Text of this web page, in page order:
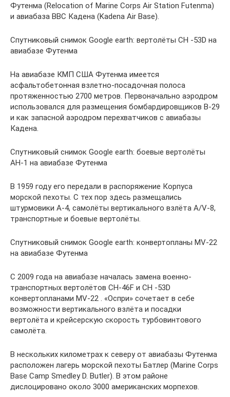
Футенма (Relocation of Marine Corps Air Station Futenma)
и авиабаза ВВС Кадена (Kadena Air Base).
Спутниковый снимок Google earth: вертолёты CH -53D на
авиабазе Футенма
На авиабазе КМП США Футенма имеется
асфальтобетонная взлетно-посадочная полоса
протяженностью 2700 метров. Первоначально аэродром
использовался для размещения бомбардировщиков В-29
и как запасной аэродром перехватчиков с авиабазы
Кадена.
Спутниковый снимок Google earth: боевые вертолёты
АН-1 на авиабазе Футенма
В 1959 году его передали в распоряжение Корпуса
морской пехоты. С тех пор здесь размещались
штурмовики А-4, самолёты вертикального взлёта А/V-8,
транспортные и боевые вертолёты.
Спутниковый снимок Google earth: конвертопланы MV-22
на авиабазе Футенма
С 2009 года на авиабазе началась замена военно-
транспортных вертолётов CH-46F и CH -53D
конвертопланами MV-22 . «Оспри» сочетает в себе
возможности вертикального взлёта и посадки
вертолёта и крейсерскую скорость турбовинтового
самолёта.
В нескольких километрах к северу от авиабазы Футенма
расположен лагерь морской пехоты Батлер (Marine Corps
Base Camp Smedley D. Butler). В этом районе
дислоцировано около 3000 американских морпехов.